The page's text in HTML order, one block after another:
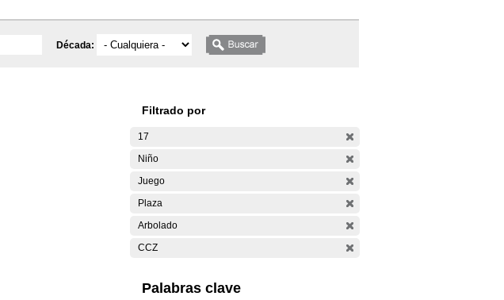
Década:
Filtrado por
17
Niño
Juego
Plaza
Arbolado
CCZ
Palabras clave